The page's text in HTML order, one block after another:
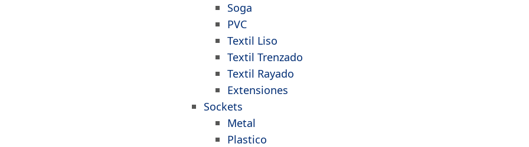
Soga
PVC
Textil Liso
Textil Trenzado
Textil Rayado
Extensiones
Sockets
Metal
Plastico